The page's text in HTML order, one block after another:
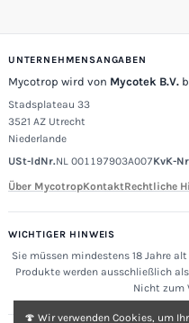
UNTERNEHMENSANGABEN
Mycotrop wird von Mycotek B.V.
Stadsplateau 33
3521 AZ Utrecht
Niederlande
USt-IdNr.NL 001197903A007KvK-
Über MycotropKontaktRechtliche
WICHTIGER HINWEIS
Sie müssen mindestens 18 Jahre
Produkte werden ausschließlich
Nicht zum
🍄 Wir verwenden Cookies, um